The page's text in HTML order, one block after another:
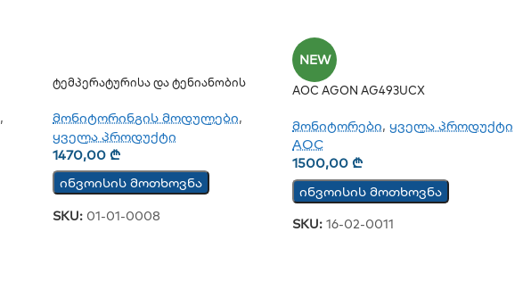
,
Ტემპერატურისა Და Ტენიანობის
მონიტორინგის მოდულები,
ყველა პროდუქტი
1470,00₾
ინვოისის მოთხოვნა
SKU: 01-01-0008
NEW
AOC AGON AG493UCX
მონიტორები, ყველა პროდუქტი
AOC
1500,00₾
ინვოისის მოთხოვნა
SKU:16-02-0011